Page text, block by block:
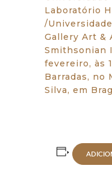
Laboratório
/
Gallery Art &
Smithsonian
fevereiro, às
Barradas, no
Silva, em